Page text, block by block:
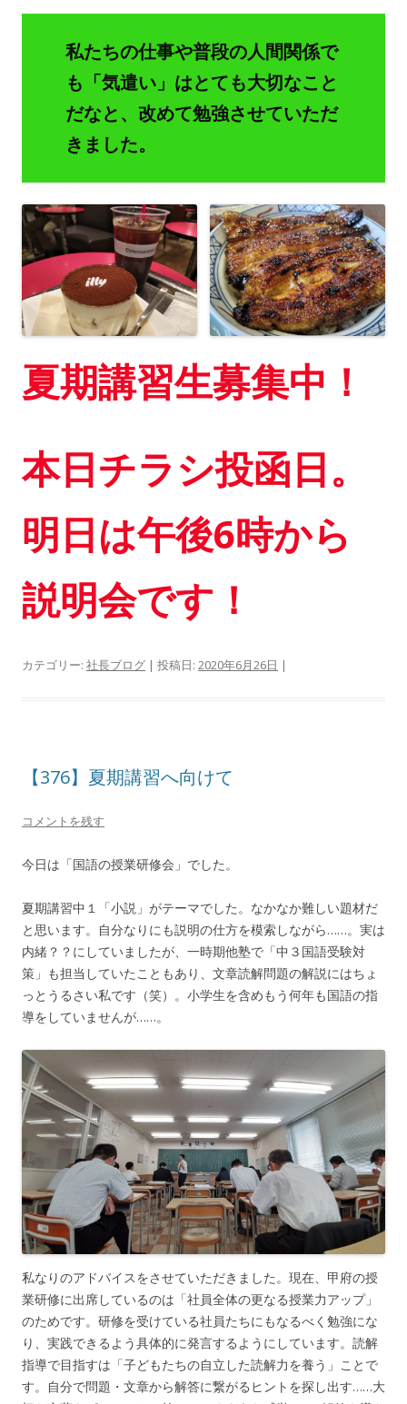
私たちの仕事や普段の人間関係で
も「気遣い」はとても大切なこと
だなと、改めて勉強させていただ
きました。
夏期講習生募集中！
本日チラシ投函日。
明日は午後6時から
説明会です！
カテゴリー: 社長ブログ | 投稿日: 2020年6月26日 |
【376】夏期講習へ向けて
コメントを残す
今日は「国語の授業研修会」でした。
夏期講習中１「小説」がテーマでした。なかなか難しい題材だ
と思います。自分なりにも説明の仕方を模索しながら……。実は
内緒？？にしていましたが、一時期他塾で「中３国語受験対
策」も担当していたこともあり、文章読解問題の解説にはちょ
っとうるさい私です（笑）。小学生を含めもう何年も国語の指
導をしていませんが……。
私なりのアドバイスをさせていただきました。現在、甲府の授
業研修に出席しているのは「社員全体の更なる授業力アップ」
のためです。研修を受けている社員たちにもなるべく勉強にな
り、実践できるよう具体的に発言するようにしています。読解
指導で目指すは「子どもたちの自立した読解力を養う」ことで
す。自分で問題・文章から解答に繋がるヒントを探し出す……大